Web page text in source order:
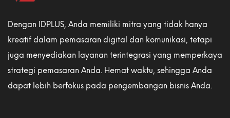
Dengan IDPLUS, Anda memiliki mitra yang tidak hanya
kreatif dalam pemasaran digital dan komunikasi, tetapi
juga menyediakan layanan terintegrasi yang memperkaya
strategi pemasaran Anda. Hemat waktu, sehingga Anda
dapat lebih berfokus pada pengembangan bisnis Anda.